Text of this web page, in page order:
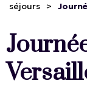
séjours
>